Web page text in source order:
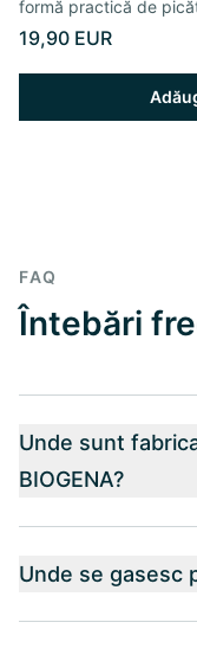
formă practică de
19,90 EUR
FAQ
Întebări
Unde sunt
BIOGENA?
Unde se gasesc